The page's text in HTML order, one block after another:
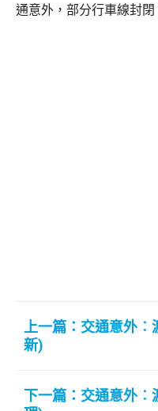
通意外，部分行車線封
上一篇：交通意外
新)
下一篇：交通意外